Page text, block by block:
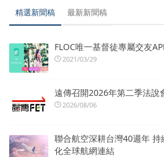
精選新聞稿 最新新聞稿
FLOC唯一基督徒專屬交友
2021/03/29
遠傳召開2026年第二季法說
2026/08/06
聯合航空深耕台灣40週年
化全球航網連結